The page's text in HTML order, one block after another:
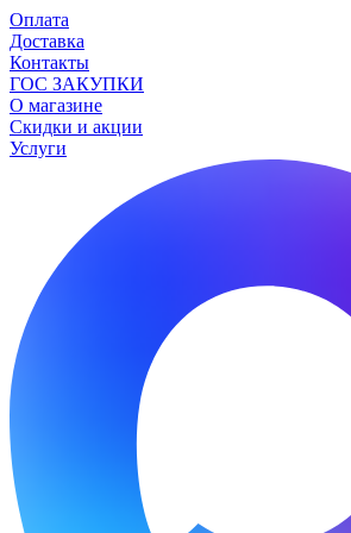
Оплата
Доставка
Контакты
ГОС ЗАКУПКИ
О магазине
Скидки и акции
Услуги